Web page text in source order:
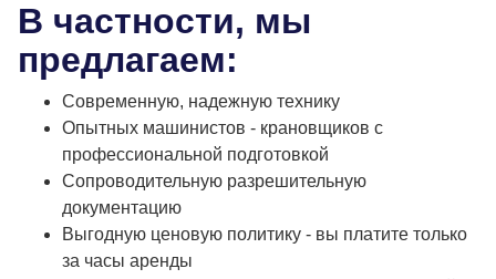
В частности, мы
предлагаем:
Современную, надежную технику
Опытных машинистов - крановщиков с
профессиональной подготовкой
Сопроводительную разрешительную
документацию
Выгодную ценовую политику - вы платите только
за часы аренды